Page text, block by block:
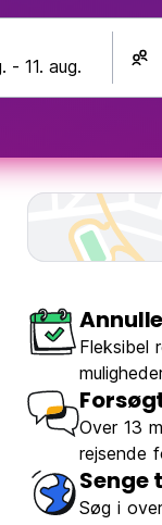
Fleksibel
Over 13
rejsende
Senge
Søg i